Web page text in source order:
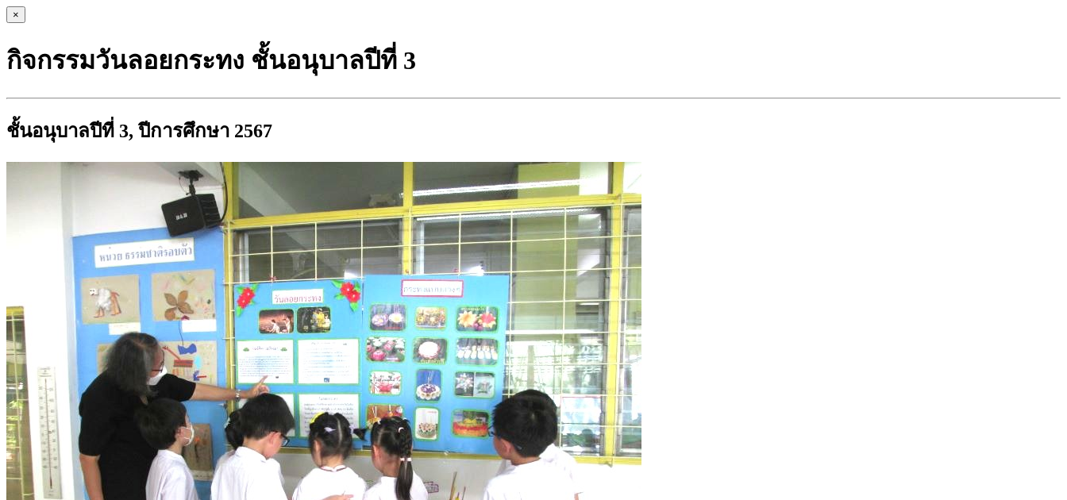
×
กิจกรรมวันลอยกระทง ชั้นอนุบาลปีที่ 3
ชั้นอนุบาลปีที่ 3, ปีการศึกษา 2567